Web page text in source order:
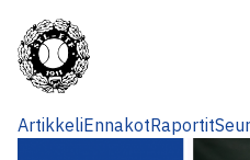
ArtikkeliEnnakotRaportit